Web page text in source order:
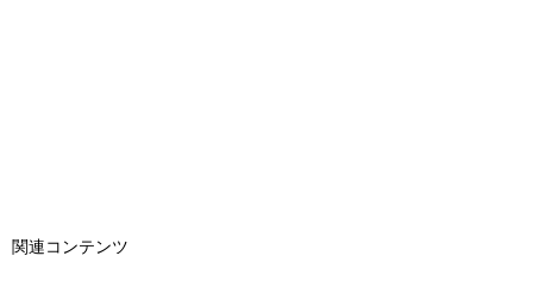
関連コンテンツ